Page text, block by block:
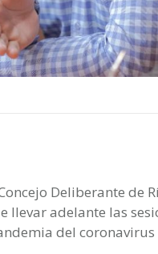
Deliberante de
llevar adelante las
del coronavirus